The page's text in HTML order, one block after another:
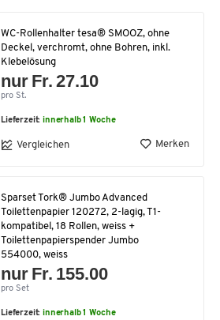
WC-Rollenhalter tesa® SMOOZ, ohne
Deckel, verchromt, ohne Bohren, inkl.
Klebelösung
nur Fr. 27.10
pro St.
Lieferzeit:innerhalb 1 Woche
Vergleichen Merken
Sparset Tork® Jumbo Advanced
Toilettenpapier 120272, 2-lagig, T1-
kompatibel, 18 Rollen, weiss +
Toilettenpapierspender Jumbo
554000, weiss
nur Fr. 155.00
pro Set
Lieferzeit:innerhalb 1 Woche